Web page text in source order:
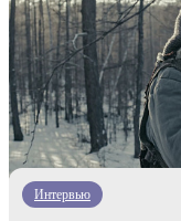
Интервью